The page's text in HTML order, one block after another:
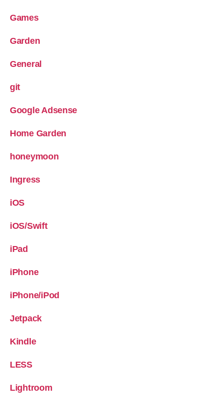
Games
Garden
General
git
Google Adsense
Home Garden
honeymoon
Ingress
iOS
iOS/Swift
iPad
iPhone
iPhone/iPod
Jetpack
Kindle
LESS
Lightroom